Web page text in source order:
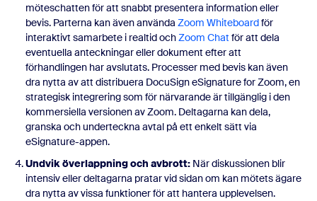
möteschatten för att snabbt presentera information eller
bevis. Parterna kan även använda Zoom Whiteboardför
interaktivt samarbete i realtid ochZoom Chat för att dela
eventuella anteckningar eller dokument efter att
förhandlingen har avslutats. Processer med bevis kan även
dra nytta av att distribuera DocuSign eSignature for Zoom, en
strategisk integrering som för närvarande är tillgänglig i den
kommersiella versionen av Zoom. Deltagarna kan dela,
granska och underteckna avtal på ett enkelt sätt via
eSignature-appen.
Undvik överlappning och avbrott: När diskussionen blir
intensiv eller deltagarna pratar vid sidan om kan mötets ägare
dra nytta av vissa funktioner för att hantera upplevelsen.